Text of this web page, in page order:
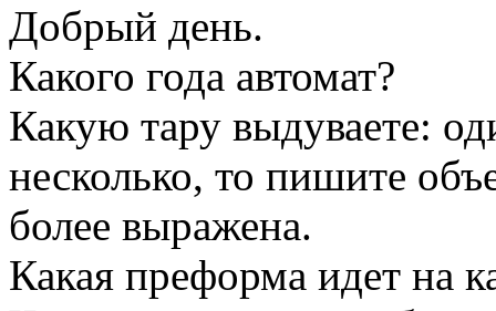
Добрый день.
Какого года автомат?
Какую тару выдуваете:
несколько, то пишите
более выражена.
Какая преформа идет на